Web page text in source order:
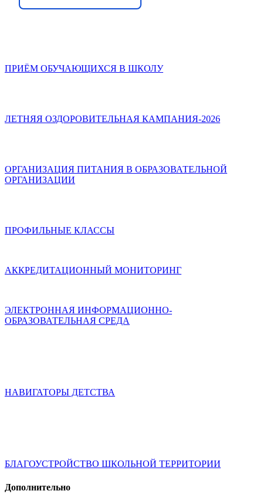
ПРИЁМ ОБУЧАЮЩИХСЯ В ШКОЛУ
ЛЕТНЯЯ ОЗДОРОВИТЕЛЬНАЯ КАМПАНИЯ-2026
ОРГАНИЗАЦИЯ ПИТАНИЯ В ОБРАЗОВАТЕЛЬНОЙ
ОРГАНИЗАЦИИ
ПРОФИЛЬНЫЕ КЛАССЫ
АККРЕДИТАЦИОННЫЙ МОНИТОРИНГ
ЭЛЕКТРОННАЯ ИНФОРМАЦИОННО-
ОБРАЗОВАТЕЛЬНАЯ СРЕДА
НАВИГАТОРЫ ДЕТСТВА
БЛАГОУСТРОЙСТВО ШКОЛЬНОЙ ТЕРРИТОРИИ
Дополнительно